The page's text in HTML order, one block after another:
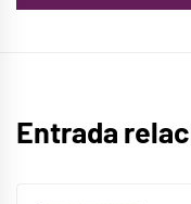
Entrada